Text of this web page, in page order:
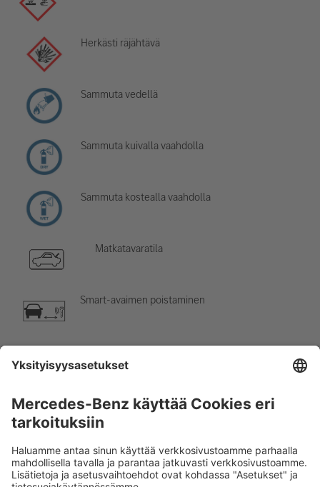
Herkästi räjähtävä
Sammuta vedellä
Sammuta kuivalla vaahdolla
Sammuta kostealla vaahdolla
Matkatavaratila
Smart-avaimen poistaminen
Vaara, alhainen lämpötila